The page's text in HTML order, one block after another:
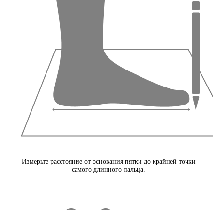
Измерьте расстояние от основания пятки до крайней точки
самого длинного пальца.